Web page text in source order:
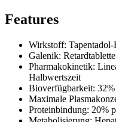
Features
Wirkstoff:
Galenik:
Pharmakokinetik:
Halbwertszeit
Bioverfügbarkeit:
Maximale
Proteinbindung: 20%